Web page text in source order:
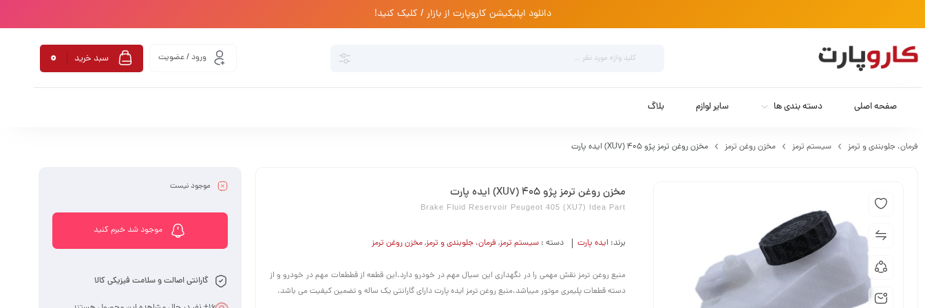
دانلود اپلیکیشن کاروپارت از بازار / کلیک کنید!
ورود / عضویت سبد خرید 0
صفحه اصلی دسته بندی ها سایر لوازم بلاگ
فرمان،‌ جلوبندی و ترمز سیستم ترمز مخزن روغن ترمز مخزن روغن ترمز پژو 405 (XU7) ایده پارت
مخزن روغن ترمز پژو 405 (XU7) ایده پارت
Brake Fluid Reservoir Peugeot 405 (XU7) Idea Part
برند: ایده پارت دسته : سیستم ترمز, فرمان،‌ جلوبندی و ترمز,مخزن روغن ترمز
منبع روغن ترمز نقش مهمی را در نگهداری این سیال مهم در خودرو دارد.این قطعه از قططعات مهم در خودرو و از
دسته قطعات پلیمری موتور میباشد.منبع روغن ترمز ایده پارت دارای گارانتی یک ساله و تضمین کیفیت می باشد.
موجود نیست
موجود شد خبرم کنید
گارانتی اصالت و سلامت فیزیکی کالا